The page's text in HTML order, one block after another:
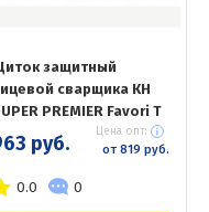
защитный
сварщика КН
PREMIER Favori T
руб. Цена опт:
от 819 руб.
0.0 0